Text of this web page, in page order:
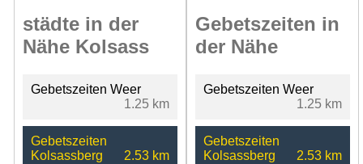
städte in der
Nähe Kolsass
Gebetszeiten Weer
1.25 km
Gebetszeiten
Kolsassberg
2.53 km
Gebetszeiten in
der Nähe
Gebetszeiten Weer
1.25 km
Gebetszeiten
Kolsassberg
2.53 km